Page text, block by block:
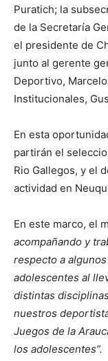
Puratich; la
de la Secretaría
el presidente de
junto al gerente
Deportivo,
Institucionales,
En esta
partirán el
Rio Gallegos, y el
actividad en
En este marco, el
acompañando y
respecto a
adolescentes al
distintas
nuestros
Juegos de la
los adolescentes”.